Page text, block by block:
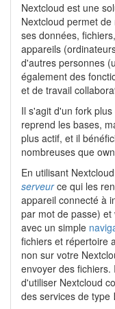
Nextcloud est une
Nextcloud permet
ses données,
appareils
d'autres personnes
également des
et de travail
Il s'agit d'un fork
reprend les bases,
plus actif, et il
nombreuses que
En utilisant
serveurce qui les
appareil connecté à
par mot de passe)
avec un simple
fichiers et répertoire
non sur votre
envoyer des
d'utiliser Nextcloud
des services de type